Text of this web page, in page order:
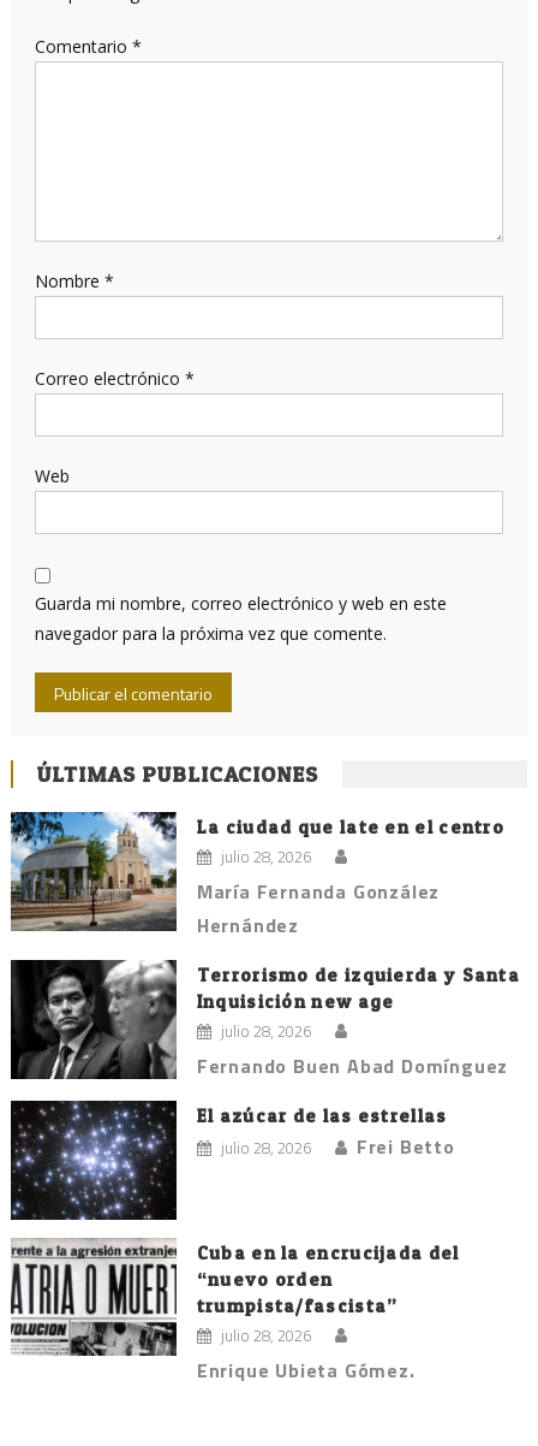
Comentario *
Nombre *
Correo electrónico *
Web
Guarda mi nombre, correo electrónico y web en este
navegador para la próxima vez que comente.
ÚLTIMAS PUBLICACIONES
La ciudad que late en el centro
julio 28, 2026
María Fernanda González
Hernández
Terrorismo de izquierda y Santa
Inquisición new age
julio 28, 2026
Fernando Buen Abad Domínguez
El azúcar de las estrellas
julio 28, 2026 Frei Betto
Cuba en la encrucijada del
“nuevo orden
trumpista/fascista”
julio 28, 2026
Enrique Ubieta Gómez.